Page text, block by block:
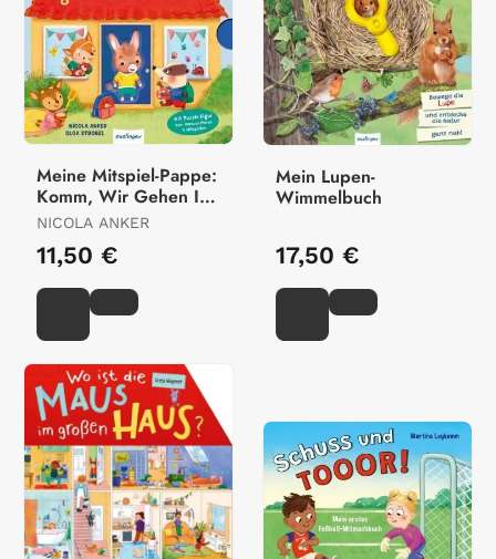
Meine Mitspiel-Pappe:
Komm, Wir Gehen In
Die Kita!
NICOLA ANKER
11,50 €
Mein Lupen-
Wimmelbuch
17,50 €